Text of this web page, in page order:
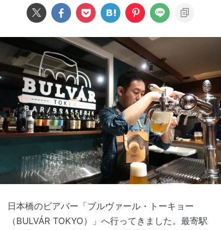
日本橋のビアバー「ブルヴァール・トーキョー
（BULVÁR TOKYO）」へ行ってきました。最寄駅